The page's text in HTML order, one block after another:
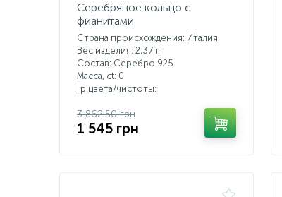
Серебряное кольцо с
фианитами
Страна происхождения: Италия
Вес изделия: 2,37 г.
Состав: Серебро 925
Масса, ct: 0
Гр.цвета/чистоты:
3 862.50 грн
1 545 грн